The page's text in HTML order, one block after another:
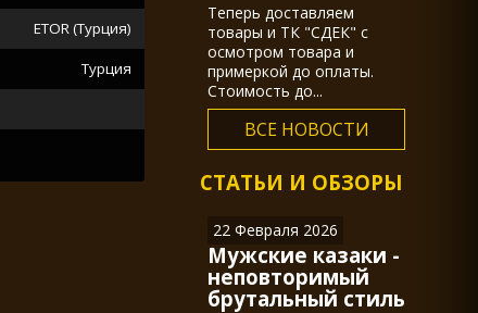
ETOR (Турция)
Турция
Теперь доставляем
товары и ТК "СДЕК" с
осмотром товара и
примеркой до оплаты.
Стоимость до...
ВСЕ НОВОСТИ
СТАТЬИ И ОБЗОРЫ
22 Февраля 2026
Мужские казаки -
неповторимый
брутальный стиль